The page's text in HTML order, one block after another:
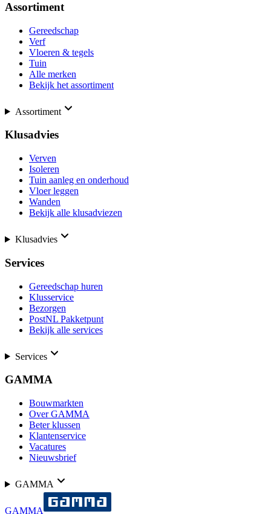
Assortiment
Gereedschap
Verf
Vloeren & tegels
Tuin
Alle merken
Bekijk het assortiment
Assortiment
Klusadvies
Verven
Isoleren
Tuin aanleg en onderhoud
Vloer leggen
Wanden
Bekijk alle klusadviezen
Klusadvies
Services
Gereedschap huren
Klusservice
Bezorgen
PostNL Pakketpunt
Bekijk alle services
Services
GAMMA
Bouwmarkten
Over GAMMA
Beter klussen
Klantenservice
Vacatures
Nieuwsbrief
GAMMA
GAMMA